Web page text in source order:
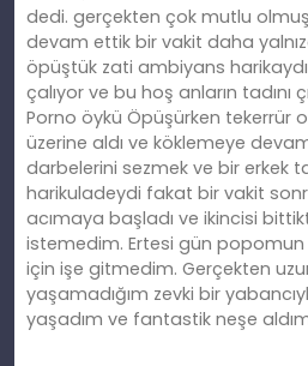
dedi. gerçekten çok mutlu
devam ettik bir vakit daha
öpüştük zati ambiyans
çalıyor ve bu hoş anların tadını
Porno öykü Öpüşürken tekerrür
üzerine aldı ve köklemeye
darbelerini sezmek ve bir erkek
harikuladeydi fakat bir vakit
acımaya başladı ve ikincisi
istemedim. Ertesi gün popomun
için işe gitmedim. Gerçekten
yaşamadığım zevki bir
yaşadım ve fantastik neşe